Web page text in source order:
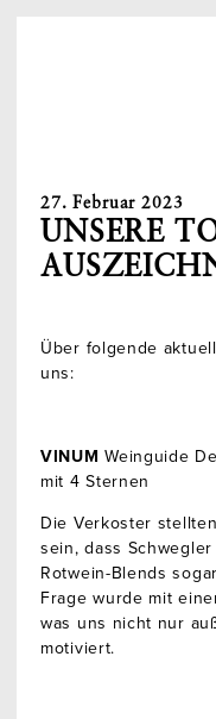
27. Februar 2023
UNSERE
Über folgende
uns:
VINUM Weinguide
mit 4 Sternen
Die Verkoster
sein, dass
Rotwein-Blends
Frage wurde mit
was uns nicht nur
motiviert.